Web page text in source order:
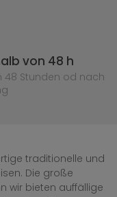
von 48 h
48 Stunden od nach
traditionelle und
Die große
wir bieten auffällige